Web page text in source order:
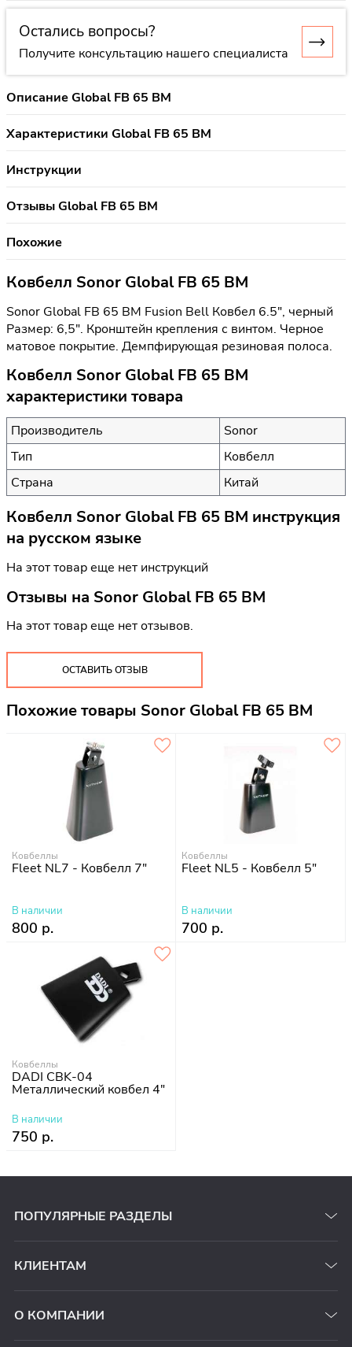
Остались вопросы?
Получите консультацию нашего специалиста
Описание Global FB 65 BM
Характеристики Global FB 65 BM
Инструкции
Отзывы Global FB 65 BM
Похожие
Ковбелл Sonor Global FB 65 BM
Sonor Global FB 65 BM Fusion Bell Ковбел 6.5", черный
Размер: 6,5". Кронштейн крепления с винтом. Черное
матовое покрытие. Демпфирующая резиновая полоса.
Ковбелл Sonor Global FB 65 BM
характеристики товара
Производитель
Sonor
Тип
Ковбелл
Страна
Китай
Ковбелл Sonor Global FB 65 BM инструкция
на русском языке
На этот товар еще нет инструкций
Отзывы на Sonor Global FB 65 BM
На этот товар еще нет отзывов.
ОСТАВИТЬ ОТЗЫВ
Похожие товары Sonor Global FB 65 BM
Ковбеллы
Fleet NL7 - Ковбелл 7"
В наличии
800 р.
Ковбеллы
Fleet NL5 - Ковбелл 5"
В наличии
700 р.
Ковбеллы
DADI CBK-04
Металлический ковбел 4"
В наличии
750 р.
ПОПУЛЯРНЫЕ РАЗДЕЛЫ
КЛИЕНТАМ
О КОМПАНИИ